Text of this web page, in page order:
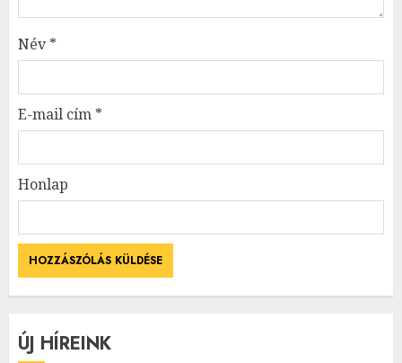
Név*
E-mail cím *
Honlap
ÚJ HÍREINK